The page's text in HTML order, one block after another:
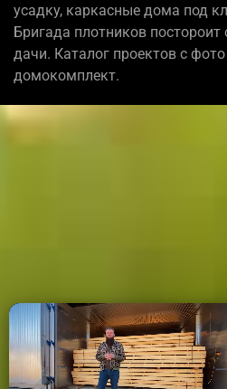
усадку, каркасные дома под
Бригада плотников
дачи. Каталог проектов с
домокомплект.